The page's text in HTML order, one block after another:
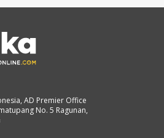
AD Premier Office
No. 5 Ragunan,